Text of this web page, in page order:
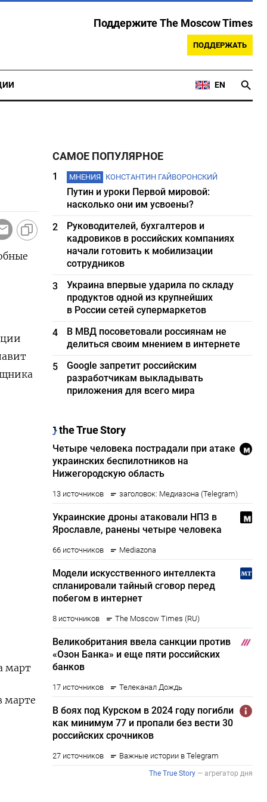
Поддержите The Moscow Times
ПОДДЕРЖАТЬ
EN
март
марте
САМОЕ ПОПУЛЯРНОЕ
1 МНЕНИЯ КОНСТАНТИН ГАЙВОРОНСКИЙ
Путин и уроки Первой мировой:
насколько они им усвоены?
2
Руководителей, бухгалтеров и
кадровиков в российских компаниях
начали готовить к мобилизации
сотрудников
3
Украина впервые ударила по складу
продуктов одной из крупнейших
в России сетей супермаркетов
4
В МВД посоветовали россиянам не
делиться своим мнением в интернете
5
Google запретит российским
разработчикам выкладывать
приложения для всего мира